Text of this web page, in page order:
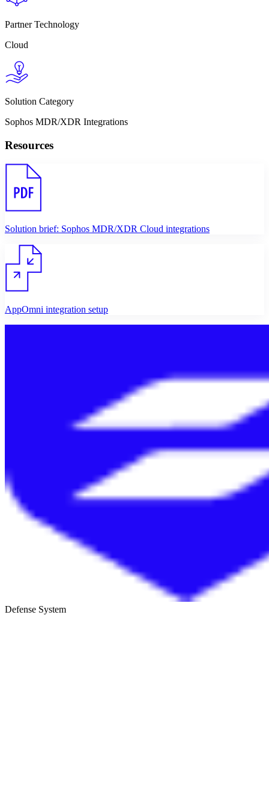
Partner Technology
Cloud
Solution Category
Sophos MDR/XDR Integrations
Resources
Solution brief: Sophos MDR/XDR Cloud integrations
AppOmni integration setup
Defense System